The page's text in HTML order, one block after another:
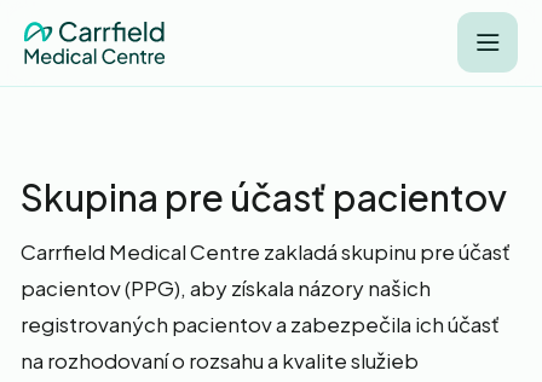
Skupina pre účasť pacientov
Carrfield Medical Centre zakladá skupinu pre účasť
pacientov (PPG), aby získala názory našich
registrovaných pacientov a zabezpečila ich účasť
na rozhodovaní o rozsahu a kvalite služieb